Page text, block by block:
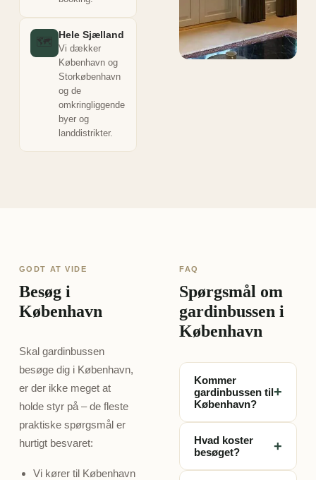
🗺️
Hele Sjælland
Vi dækker
København og
Storkøbenhavn
og de
omkringliggende
byer og
landdistrikter.
GODT AT VIDE
Besøg i
København
Skal gardinbussen
besøge dig i København,
er der ikke meget at
holde styr på – de fleste
praktiske spørgsmål er
hurtigt besvaret:
Vi kører til København
FAQ
Spørgsmål om
gardinbussen i
København
Kommer
gardinbussen til
København?
+
dig i København og
Storkøbenhavn.
Hvad koster
besøget?
+